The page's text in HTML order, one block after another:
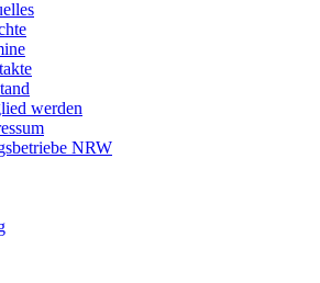
werden
NRW